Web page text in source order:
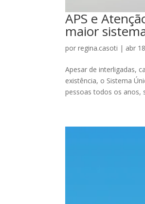
APS e
maior
porregina.casoti | abr
Apesar de interligadas,
existência, o Sistema
pessoas todos os anos,